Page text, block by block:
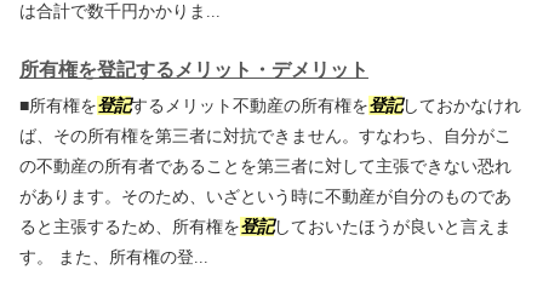
は合計で数千円かかりま...
所有権を登記するメリット・デメリット
■所有権を登記するメリット不動産の所有権を登記しておかなけれ
ば、その所有権を第三者に対抗できません。すなわち、自分がこ
の不動産の所有者であることを第三者に対して主張できない恐れ
があります。そのため、いざという時に不動産が自分のものであ
ると主張するため、所有権を登記しておいたほうが良いと言えま
す。 また、所有権の登...